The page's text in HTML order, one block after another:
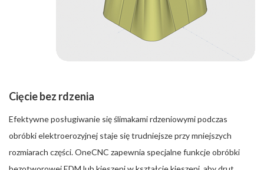
Cięcie bez rdzenia
Efektywne posługiwanie się ślimakami rdzeniowymi podczas
obróbki elektroerozyjnej staje się trudniejsze przy mniejszych
rozmiarach części. OneCNC zapewnia specjalne funkcje obróbki